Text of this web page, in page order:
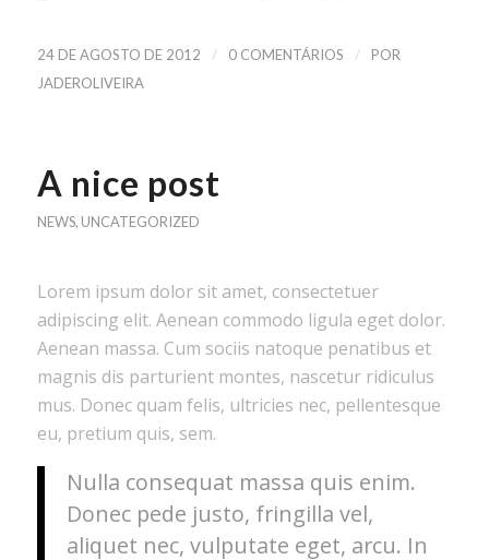
24 DE AGOSTO DE 2012 / 0 COMENTÁRIOS /
POR
JADEROLIVEIRA
A nice post
NEWS, UNCATEGORIZED
Lorem ipsum dolor sit amet, consectetuer
adipiscing elit. Aenean commodo ligula eget dolor.
Aenean massa. Cum sociis natoque penatibus et
magnis dis parturient montes, nascetur ridiculus
mus. Donec quam felis, ultricies nec, pellentesque
eu, pretium quis, sem.
Nulla consequat massa quis enim.
Donec pede justo, fringilla vel,
aliquet nec, vulputate eget, arcu. In